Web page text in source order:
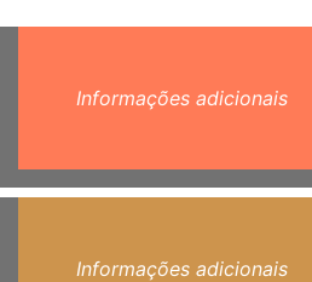
Informações adicionais
Informações adicionais